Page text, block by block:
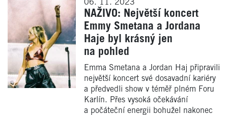
06. 11. 2023
NAŽIVO: Největší koncert
Emmy Smetana a Jordana
Haje byl krásný jen
na pohled
Emma Smetana a Jordan Haj připravili
největší koncert své dosavadní kariéry
a předvedli show v téměř plném Foru
Karlín. Přes vysoká očekávání
a počáteční energii bohužel nakonec